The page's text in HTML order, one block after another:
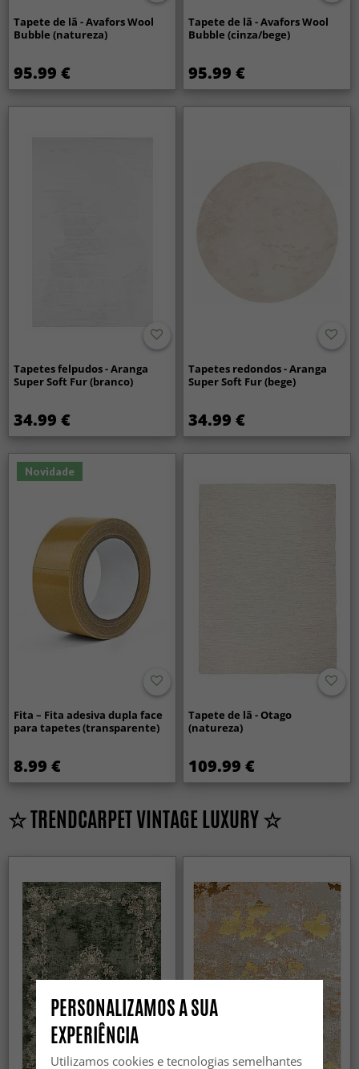
Tapete de lã - Avafors Wool
Bubble (natureza)
95.99 €
Tapete de lã - Avafors Wool
Bubble (cinza/bege)
95.99 €
Tapetes felpudos - Aranga
Super Soft Fur (branco)
34.99 €
Tapetes redondos - Aranga
Super Soft Fur (bege)
34.99 €
Novidade
Fita – Fita adesiva dupla face
para tapetes (transparente)
8.99 €
Tapete de lã - Otago
(natureza)
109.99 €
☆ TRENDCARPET VINTAGE LUXURY ☆
PERSONALIZAMOS A SUA
EXPERIÊNCIA
Utilizamos cookies e tecnologias semelhantes